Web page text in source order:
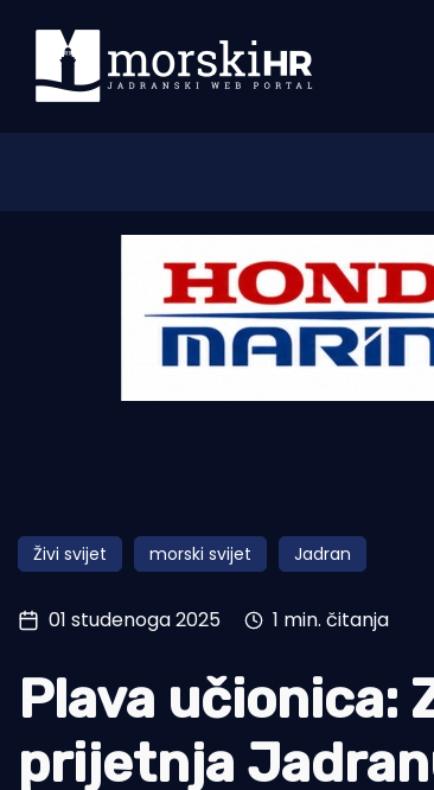
Morski plus
Pomorstvo
Ribolov
Tradicija i kultura
Živi svijet morski svijet Jadran
01 studenoga 2025 1 min. čitanja
Plava učionica:
prijetnja